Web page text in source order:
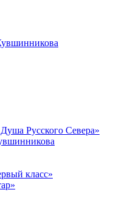
Русского Севера»
класс»